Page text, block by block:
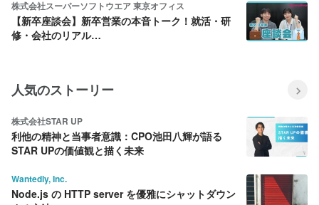
株式会社スーパーソフトウエア 東京オフィス
【新卒座談会】新卒営業の本音トーク！就活・研
修・会社のリアル…
人気のストーリー
株式会社STAR UP
利他の精神と当事者意識：CPO池田八輝が語る
STAR UPの価値観と描く未来
Wantedly, Inc.
Node.js の HTTP server を優雅にシャットダウン